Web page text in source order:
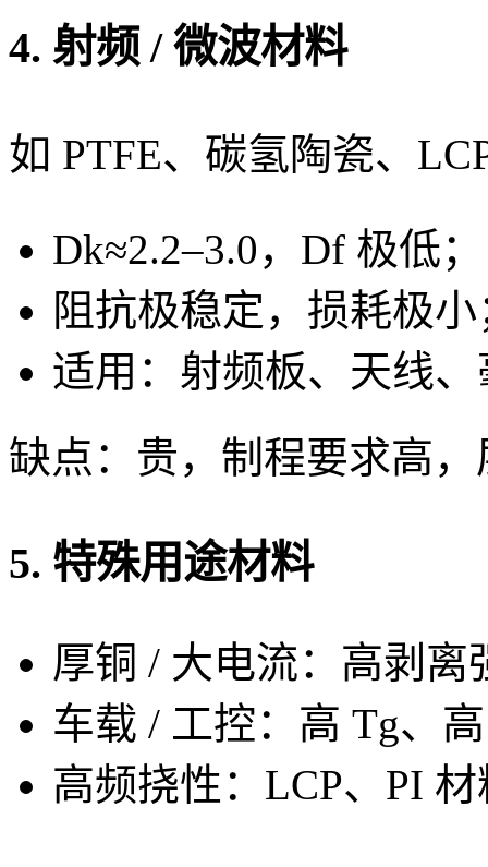
4. 射频 / 微波材料
如 PTFE、碳氢陶瓷、
Dk≈2.2–3.0，Df 极低；
阻抗极稳定，损耗极小
适用：射频板、天线
缺点：贵，制程要求高
5. 特殊用途材料
厚铜 / 大电流：高剥离
车载 / 工控：高 Tg、
高频挠性：LCP、PI